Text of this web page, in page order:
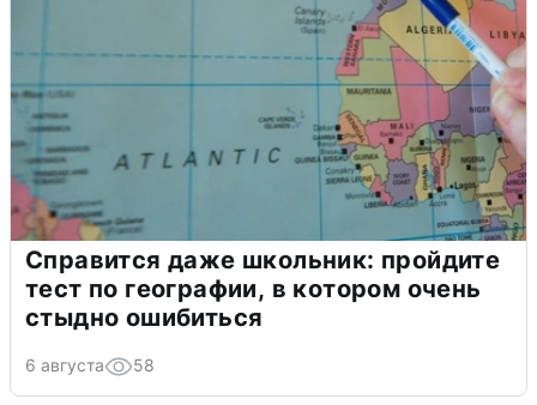
Справится даже школьник: пройдите
тест по географии, в котором очень
стыдно ошибиться
6 августа 58